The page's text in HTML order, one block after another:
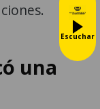
una
Escuchar